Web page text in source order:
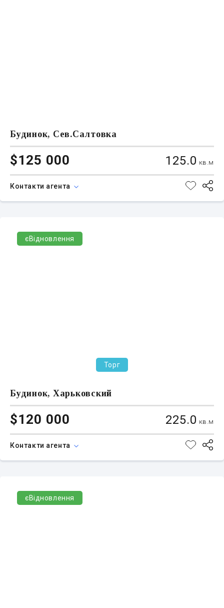
Будинок, Сев.Салтовка
$125 000 125.0 кв.м
Контакти агента
єВідновлення
Торг
Будинок, Харьковский
$120 000 225.0 кв.м
Контакти агента
єВідновлення